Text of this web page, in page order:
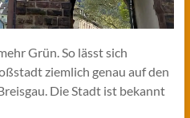
Grün. So lässt sich
ziemlich genau auf den
Die Stadt ist bekannt